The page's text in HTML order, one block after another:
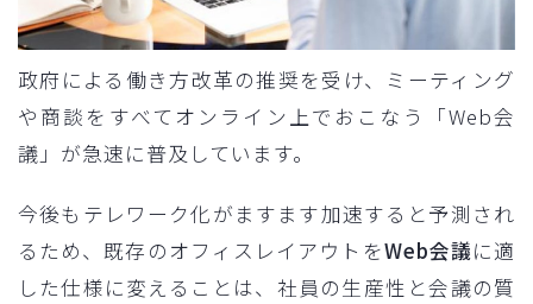
政府による働き方改革の推奨を受け、ミーティング
や商談をすべてオンライン上でおこなう「Web会
議」が急速に普及しています。
今後もテレワーク化がますます加速すると予測され
るため、既存のオフィスレイアウトをWeb会議に適
した仕様に変えることは、社員の生産性と会議の質